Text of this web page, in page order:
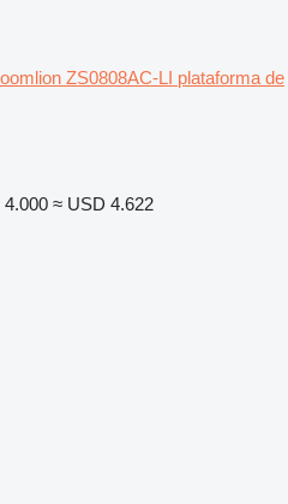
ZS0808AC-LI plataforma de
4.000 ≈ USD 4.622